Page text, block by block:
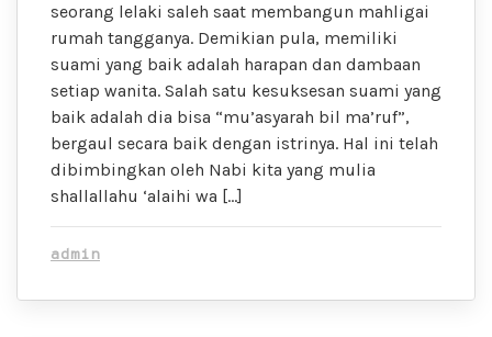
seorang lelaki saleh saat membangun mahligai
rumah tangganya. Demikian pula, memiliki
suami yang baik adalah harapan dan dambaan
setiap wanita. Salah satu kesuksesan suami yang
baik adalah dia bisa “mu’asyarah bil ma’ruf”,
bergaul secara baik dengan istrinya. Hal ini telah
dibimbingkan oleh Nabi kita yang mulia
shallallahu ‘alaihi wa […]
admin